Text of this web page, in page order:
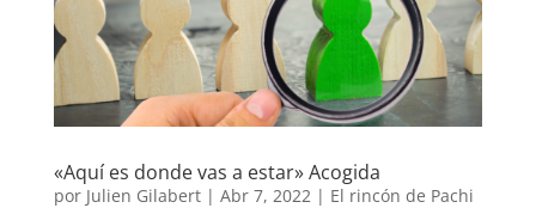
«Aquí es donde vas a estar» Acogida
por Julien Gilabert| Abr 7, 2022| El rincón de Pachi